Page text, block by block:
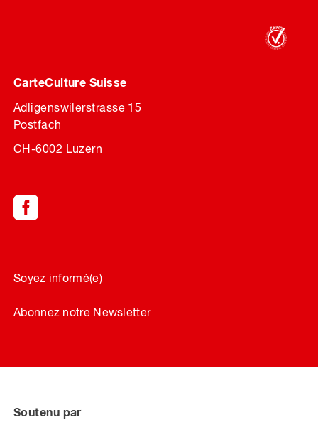
CarteCulture Suisse
Adligenswilerstrasse 15
Postfach
CH-6002 Luzern
Soyez informé(e)
Abonnez notre Newsletter
Soutenu par